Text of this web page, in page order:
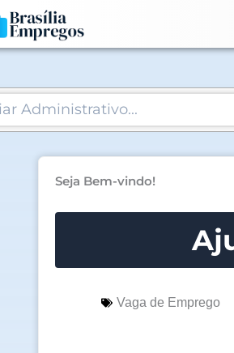
Seja Bem-vindo!
Vaga de Emprego